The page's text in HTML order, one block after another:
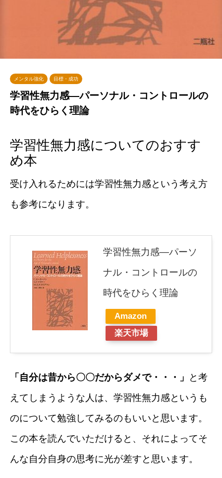
メンタル強化 目標・成功
学習性無力感―パーソナル・コントロールの
時代をひらく理論
学習性無力感についてのおすす
め本
受け入れるためには学習性無力感という考え方
も参考になります。
学習性無力感―パーソ
ナル・コントロールの
時代をひらく理論
Amazon
楽天市場
「自分は昔から〇〇だからダメで・・・」
と考
えてしまうような人は、学習性無力感というも
のについて勉強してみるのもいいと思います。
この本を読んでいただけると、それによってそ
んな自分自身の思考に光が差すと思います。